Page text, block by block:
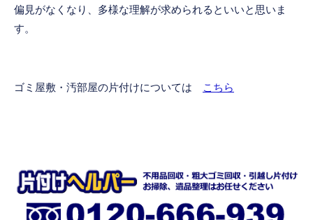
偏見がなくなり、多様な理解が求められるといいと思いま
す。
ゴミ屋敷・汚部屋の片付けについては こちら